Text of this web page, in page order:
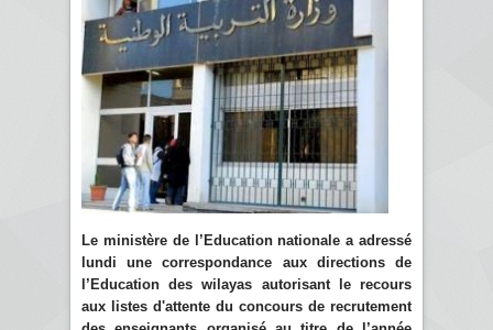
Le ministère de l’Education nationale a adressé
lundi une correspondance aux directions de
l’Education des wilayas autorisant le recours
aux listes d'attente du concours de recrutement